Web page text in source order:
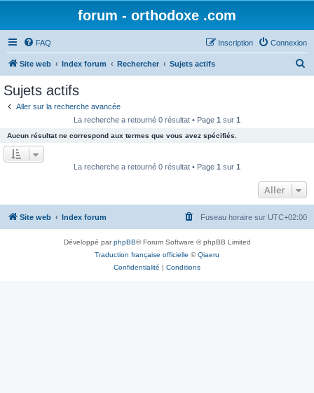
forum - orthodoxe .com
FAQ Connexion
Inscription
Site web Index forum Rechercher Sujets actifs
e
r
Sujets actifs
Aller sur la recherche avancée
La recherche a retourné 0 résultat • Page 1 sur 1
Aucun résultat ne correspond aux termes que vous avez spécifiés.
La recherche a retourné 0 résultat • Page 1 sur 1
Aller
Site web Index forum Fuseau horaire sur UTC+02:00
Développé parphpBB® Forum Software © phpBB Limited
Traduction française officielle ©Qiaeru
Confidentialité | Conditions